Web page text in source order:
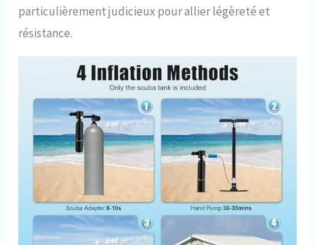
particulièrement judicieux pour allier légèreté et
résistance.